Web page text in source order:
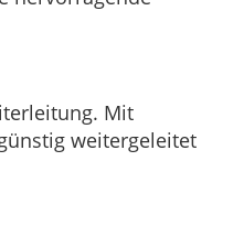
Mit
weitergeleitet